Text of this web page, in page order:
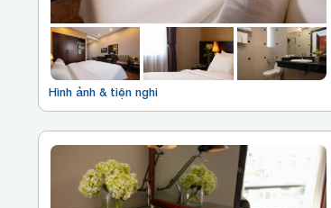
Hình ảnh & tiện nghi